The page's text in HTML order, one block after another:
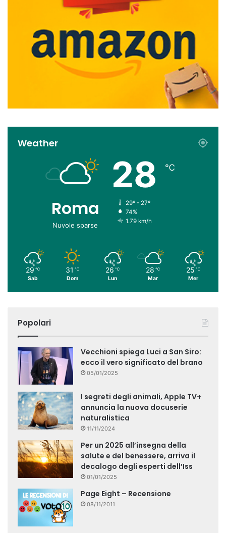
Weather
Roma
Nuvole sparse
28 ℃
29º - 27º
74%
1.79 km/h
29 ℃
Sab
31 ℃
Dom
26 ℃
Lun
28 ℃
Mar
25 ℃
Mer
Popolari
Vecchioni spiega Luci a San Siro:
ecco il vero significato del brano
05/01/2025
I segreti degli animali, Apple TV+
annuncia la nuova docuserie
naturalistica
11/11/2024
Per un 2025 all’insegna della
salute e del benessere, arriva il
decalogo degli esperti dell’Iss
01/01/2025
Page Eight – Recensione
08/11/2011